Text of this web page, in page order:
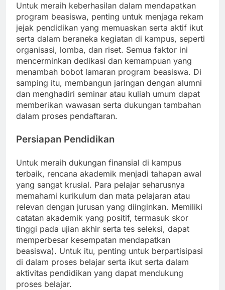
Untuk meraih keberhasilan dalam mendapatkan
program beasiswa, penting untuk menjaga rekam
jejak pendidikan yang memuaskan serta aktif ikut
serta dalam beraneka kegiatan di kampus, seperti
organisasi, lomba, dan riset. Semua faktor ini
mencerminkan dedikasi dan kemampuan yang
menambah bobot lamaran program beasiswa. Di
samping itu, membangun jaringan dengan alumni
dan menghadiri seminar atau kuliah umum dapat
memberikan wawasan serta dukungan tambahan
dalam proses pendaftaran.
Persiapan Pendidikan
Untuk meraih dukungan finansial di kampus
terbaik, rencana akademik menjadi tahapan awal
yang sangat krusial. Para pelajar seharusnya
memahami kurikulum dan mata pelajaran atau
relevan dengan jurusan yang diinginkan. Memiliki
catatan akademik yang positif, termasuk skor
tinggi pada ujian akhir serta tes seleksi, dapat
memperbesar kesempatan mendapatkan
beasiswa). Untuk itu, penting untuk berpartisipasi
di dalam proses belajar serta ikut serta dalam
aktivitas pendidikan yang dapat mendukung
proses belajar.